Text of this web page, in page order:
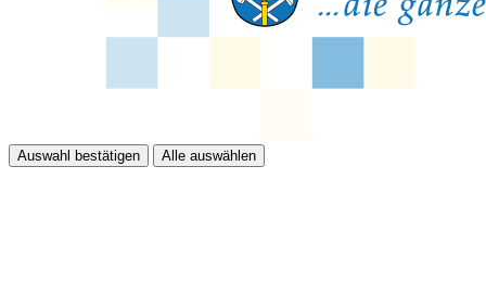
Auswahl bestätigen Alle auswählen